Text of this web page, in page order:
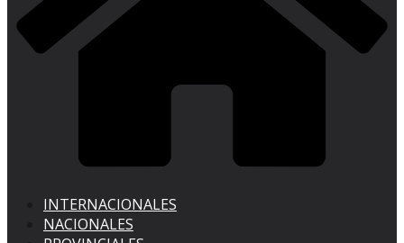
INTERNACIONALES
NACIONALES